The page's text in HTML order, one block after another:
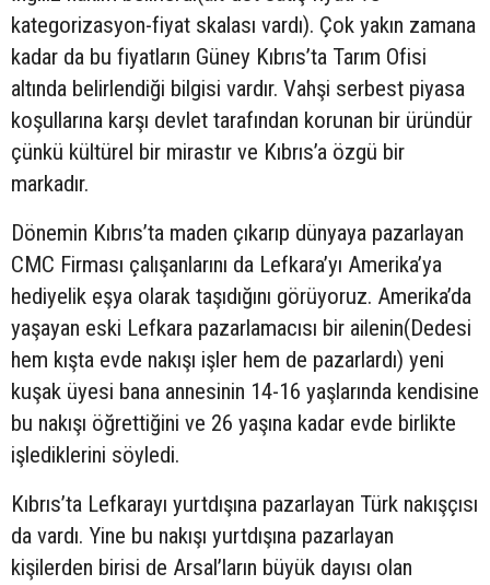
kategorizasyon-fiyat skalası vardı). Çok yakın zamana
kadar da bu fiyatların Güney Kıbrıs’ta Tarım Ofisi
altında belirlendiği bilgisi vardır. Vahşi serbest piyasa
koşullarına karşı devlet tarafından korunan bir üründür
çünkü kültürel bir mirastır ve Kıbrıs’a özgü bir
markadır.
Dönemin Kıbrıs’ta maden çıkarıp dünyaya pazarlayan
CMC Firması çalışanlarını da Lefkara’yı Amerika’ya
hediyelik eşya olarak taşıdığını görüyoruz. Amerika’da
yaşayan eski Lefkara pazarlamacısı bir ailenin(Dedesi
hem kışta evde nakışı işler hem de pazarlardı) yeni
kuşak üyesi bana annesinin 14-16 yaşlarında kendisine
bu nakışı öğrettiğini ve 26 yaşına kadar evde birlikte
işlediklerini söyledi.
Kıbrıs’ta Lefkarayı yurtdışına pazarlayan Türk nakışçısı
da vardı. Yine bu nakışı yurtdışına pazarlayan
kişilerden birisi de Arsal’ların büyük dayısı olan